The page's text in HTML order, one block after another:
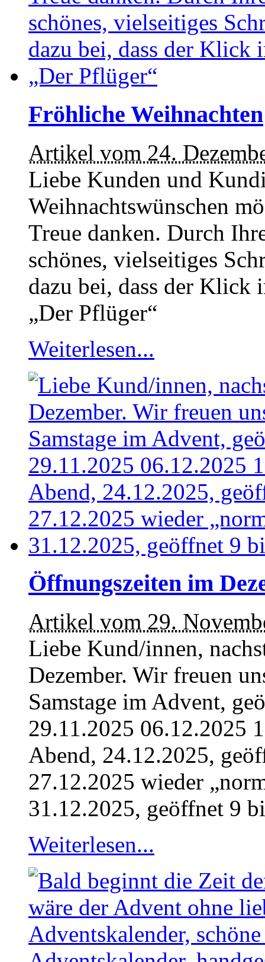
Fröhliche Weihnachten
Artikel vom 24.
Liebe Kunden und
Weihnachtswünschen
Treue danken. Durch
schönes, vielseitiges
dazu bei, dass der Klick
„Der Pflüger“
Weiterlesen...
Öffnungszeiten im
Artikel vom 29.
Liebe Kund/innen,
Dezember. Wir freuen
Samstage im Advent,
29.11.2025 06.12.2025
Abend, 24.12.2025,
27.12.2025 wieder
31.12.2025, geöffnet 9
Weiterlesen...